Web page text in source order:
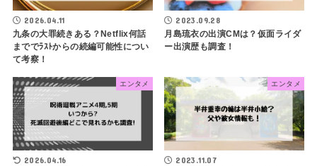
2026.04.11
九条の大罪続きある？Netflix何話
まででﾗｽﾄからの続編可能性につい
て考察！
2023.09.28
月島琉衣の出演CMは？仮面ライダ
ー出演歴も調査！
エンタメ
2026.04.16
エンタメ
2023.11.07